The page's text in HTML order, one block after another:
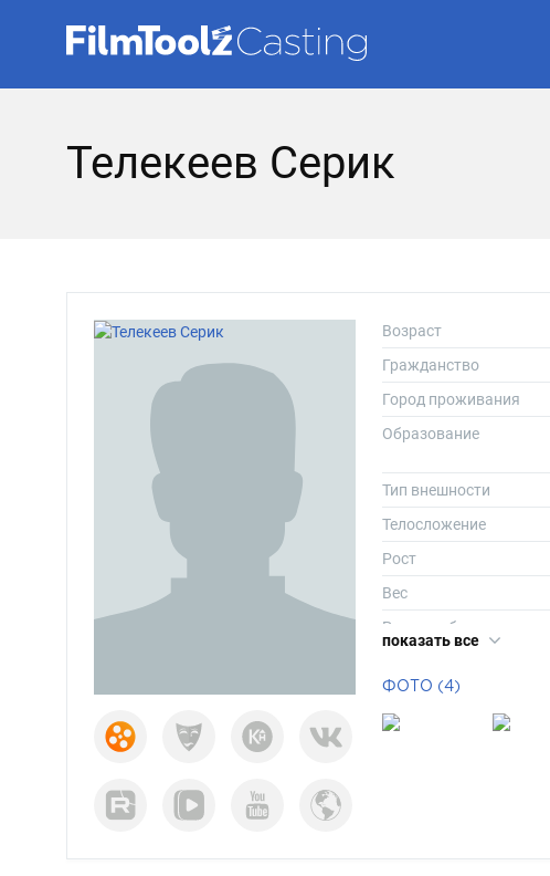
Телекеев Серик
Возраст
Гражданство
Город проживания
Образование
Тип внешности
Телосложение
Рост
Вес
Размер обуви
Цвет волос
Цвет глаз
показать все
ФОТО (4)